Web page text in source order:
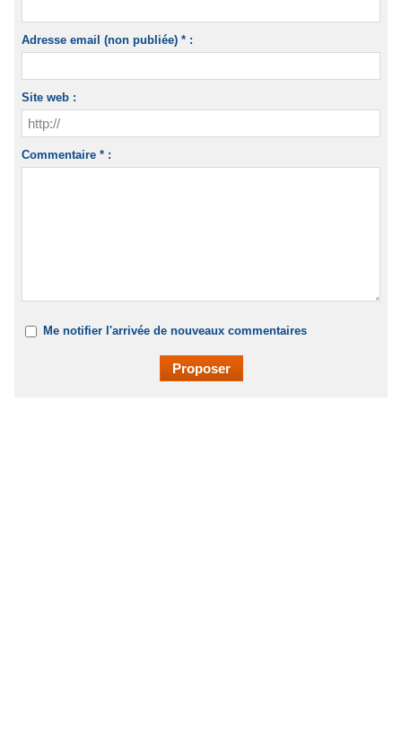
Adresse email (non publiée) * :
Site web :
Commentaire * :
Me notifier l'arrivée de nouveaux commentaires